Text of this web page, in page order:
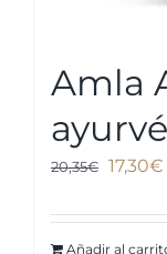
Amla
20,35€ El
17,30€
Añadir al